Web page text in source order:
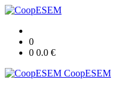
0
0 0.0 €
CoopESEM